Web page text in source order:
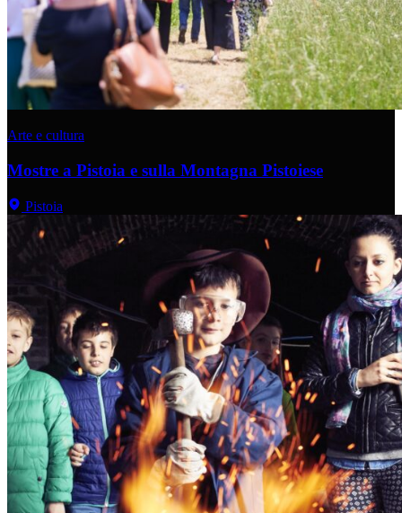
Arte e cultura
Mostre a Pistoia e sulla Montagna Pistoiese
Pistoia